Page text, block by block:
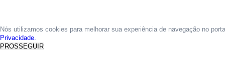
Nós utilizamos cookies para melhorar sua experiência de navegação no
Privacidade.
PROSSEGUIR